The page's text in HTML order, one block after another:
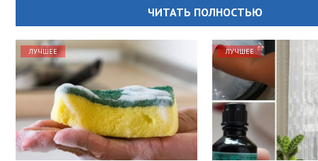
ЧИТАТЬ ПОЛНОСТЬЮ
ЛУЧШЕЕ ЛУЧШЕЕ